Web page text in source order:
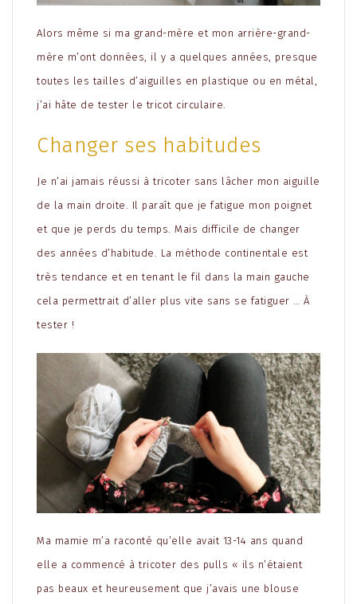
Alors même si ma grand-mère et mon arrière-grand-
mère m’ont données, il y a quelques années, presque
toutes les tailles d’aiguilles en plastique ou en métal,
j’ai hâte de tester le tricot circulaire.
Changer ses habitudes
Je n’ai jamais réussi à tricoter sans lâcher mon aiguille
de la main droite. Il paraît que je fatigue mon poignet
et que je perds du temps. Mais difficile de changer
des années d’habitude. La méthode continentale est
très tendance et en tenant le fil dans la main gauche
cela permettrait d’aller plus vite sans se fatiguer … À
tester !
Ma mamie m’a raconté qu’elle avait 13-14 ans quand
elle a commencé à tricoter des pulls « ils n’étaient
pas beaux et heureusement que j’avais une blouse